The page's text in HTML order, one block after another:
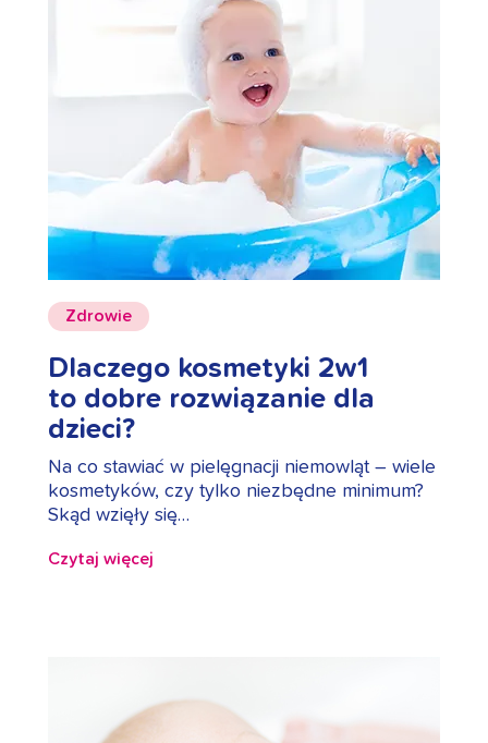
Zdrowie
Dlaczego kosmetyki 2w1
to dobre rozwiązanie dla
dzieci?
Na co stawiać w pielęgnacji niemowląt – wiele
kosmetyków, czy tylko niezbędne minimum?
Skąd wzięły się…
Czytaj więcej